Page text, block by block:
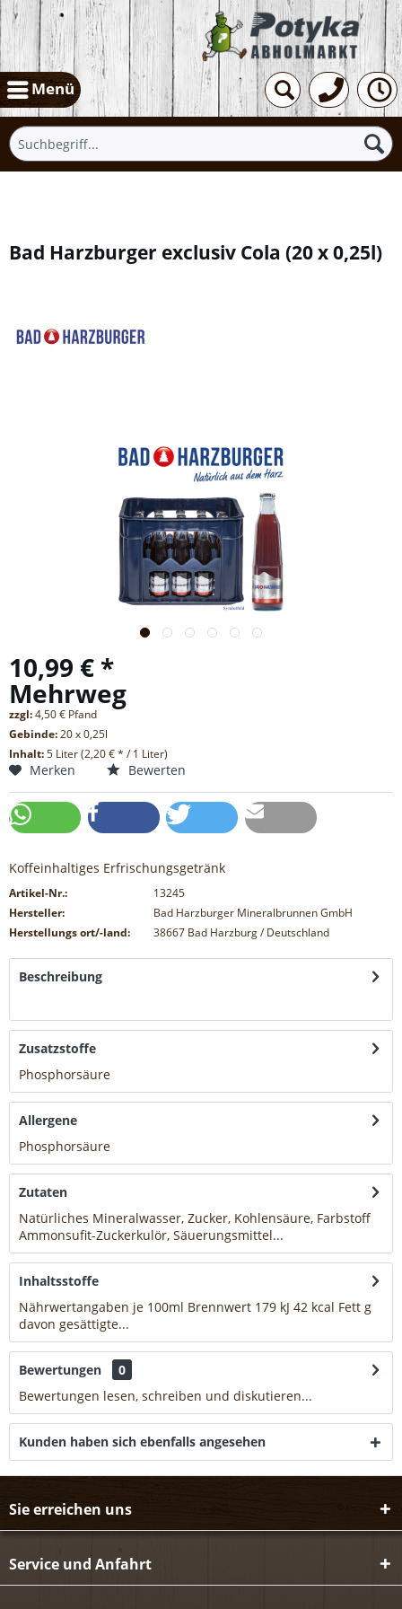
Menü
Bad Harzburger exclusiv Cola (20 x 0,25l)
10,99 € *
Mehrweg
zzgl:4,50 € Pfand
Gebinde:20 x 0,25l
Inhalt:5 Liter (2,20 € * / 1 Liter)
Merken Bewerten
Koffeinhaltiges Erfrischungsgetränk
Artikel-Nr.:
13245
Hersteller:
Bad Harzburger Mineralbrunnen GmbH
Herstellungs ort/-land:
38667 Bad Harzburg / Deutschland
Beschreibung
Zusatzstoffe
Phosphorsäure
Allergene
Phosphorsäure
Zutaten
Natürliches Mineralwasser, Zucker, Kohlensäure, Farbstoff
Ammonsufit-Zuckerkulör, Säuerungsmittel...
Inhaltsstoffe
Nährwertangaben je 100ml Brennwert 179 kJ 42 kcal Fett g
davon gesättigte...
Bewertungen
0
Bewertungen lesen, schreiben und diskutieren...
Kunden haben sich ebenfalls angesehen
Sie erreichen uns
Service und Anfahrt